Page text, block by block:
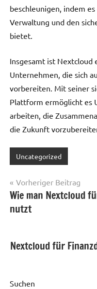
beschleunigen, indem
Verwaltung und den
bietet.
Insgesamt ist
Unternehmen, die sich
vorbereiten. Mit seiner
Plattform ermöglicht es
arbeiten, die
die Zukunft
Uncategorized
Beitragsnavigation
Vorheriger Beitrag
Wie man Nextcloud
nutzt
Nextcloud für
Suchen